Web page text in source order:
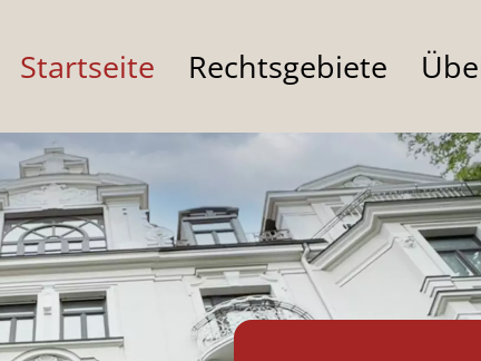
Startseite Rechtsgebiete